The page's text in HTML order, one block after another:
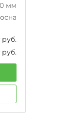
мм
руб.
руб.